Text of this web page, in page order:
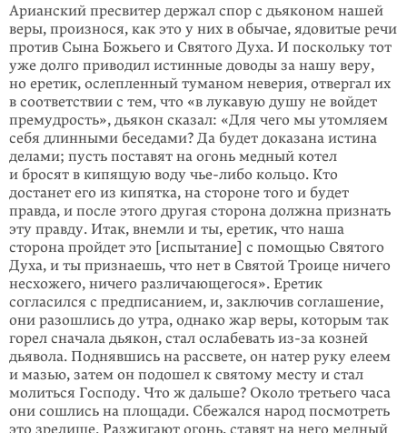
Арианский пресвитер держал спор с дьяконом нашей
веры, произнося, как это у них в обычае, ядовитые речи
против Сына Божьего и Святого Духа. И поскольку тот
уже долго приводил истинные доводы за нашу веру,
но еретик, ослепленный туманом неверия, отвергал их
в соответствии с тем, что «в лукавую душу не войдет
премудрость», дьякон сказал: «Для чего мы утомляем
себя длинными беседами? Да будет доказана истина
делами; пусть поставят на огонь медный котел
и бросят в кипящую воду чье-либо кольцо. Кто
достанет его из кипятка, на стороне того и будет
правда, и после этого другая сторона должна признать
эту правду. Итак, внемли и ты, еретик, что наша
сторона пройдет это [испытание] с помощью Святого
Духа, и ты признаешь, что нет в Святой Троице ничего
несхожего, ничего различающегося». Еретик
согласился с предписанием, и, заключив соглашение,
они разошлись до утра, однако жар веры, которым так
горел сначала дьякон, стал ослабевать из-за козней
дьявола. Поднявшись на рассвете, он натер руку елеем
и мазью, затем он подошел к святому месту и стал
молиться Господу. Что ж дальше? Около третьего часа
они сошлись на площади. Сбежался народ посмотреть
это зрелище. Разжигают огонь, ставят на него медный